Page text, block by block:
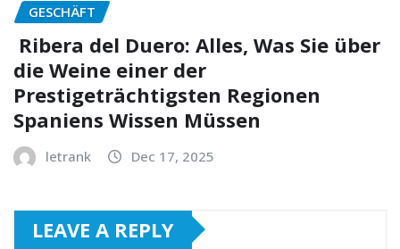
GESCHÄFT
Ribera del Duero: Alles, Was Sie über
die Weine einer der
Prestigeträchtigsten Regionen
Spaniens Wissen Müssen
letrank Dec 17, 2025
LEAVE A REPLY